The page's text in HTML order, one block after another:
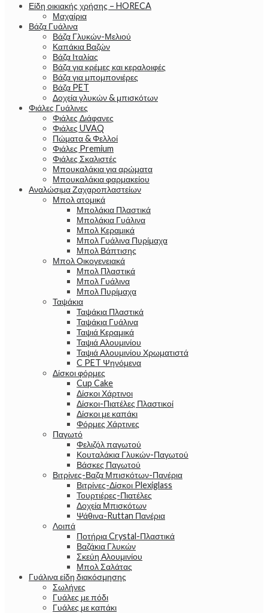
Είδη οικιακής χρήσης – HORECA
Μαχαίρια
Βάζα Γυάλινα
Βάζα Γλυκών-Μελιού
Καπάκια Βαζών
Βάζα Ιταλίας
Βάζα για κρέμες και κεραλοιφές
Βάζα για μπομπονιέρες
Βάζα PET
Δοχεία γλυκών & μπισκότων
Φιάλες Γυάλινες
Φιάλες Διάφανες
Φιάλες UVAQ
Πώματα & Φελλοί
Φιάλες Premium
Φιάλες Σκαλιστές
Μπουκαλάκια για αρώματα
Μπουκαλάκια φαρμακείου
Αναλώσιμα Ζαχαροπλαστείων
Μπολ ατομικά
Μπολάκια Πλαστικά
Μπολάκια Γυάλινα
Μπολ Κεραμικά
Μπολ Γυάλινα Πυρίμαχα
Μπολ Βάπτισης
Μπολ Οικογενειακά
Μπολ Πλαστικά
Μπολ Γυάλινα
Μπολ Πυρίμαχα
Ταψάκια
Ταψάκια Πλαστικά
Ταψάκια Γυάλινα
Ταψιά Κεραμικά
Ταψιά Αλουμινίου
Ταψιά Αλουμινίου Χρωματιστά
C PET Ψηνόμενα
Δίσκοι φόρμες
Cup Cake
Δίσκοι Χάρτινοι
Δίσκοι-Πιατέλες Πλαστικοί
Δίσκοι με καπάκι
Φόρμες Χάρτινες
Παγωτό
Φελιζόλ παγωτού
Κουταλάκια Γλυκών-Παγωτού
Βάσκες Παγωτού
Βιτρίνες-Βαζα Μπισκότων-Πανέρια
Βιτρίνες-Δίσκοι Plexiglass
Τουρτιέρες-Πιατέλες
Δοχεία Μπισκότων
Ψάθινα-Ruttan Πανέρια
Λοιπά
Ποτήρια Crystal-Πλαστικά
Βαζάκια Γλυκών
Σκεύη Αλουμινίου
Μπολ Σαλάτας
Γυάλινα είδη διακόσμησης
Σωλήνες
Γυάλες με πόδι
Γυάλες με καπάκι